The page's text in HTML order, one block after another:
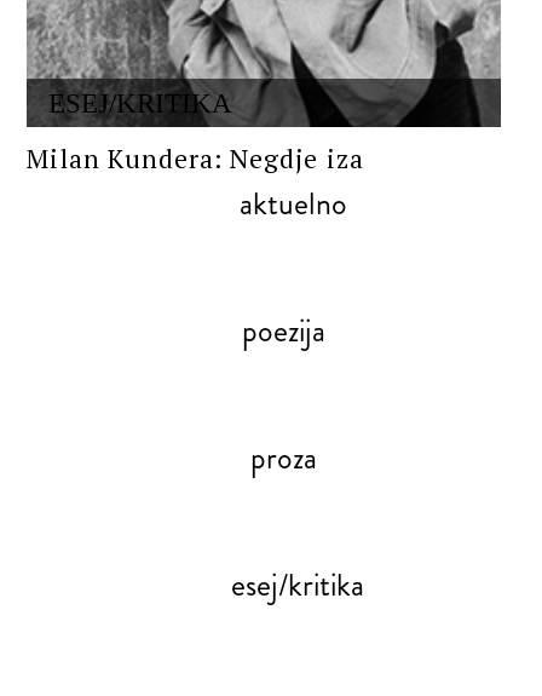
ESEJ/KRITIKA
Milan Kundera: Negdje iza
aktuelno
poezija
proza
esej/kritika